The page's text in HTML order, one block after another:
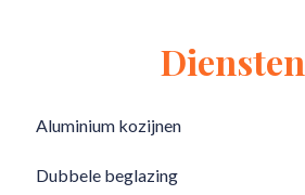
Diensten
Aluminium kozijnen
Dubbele beglazing